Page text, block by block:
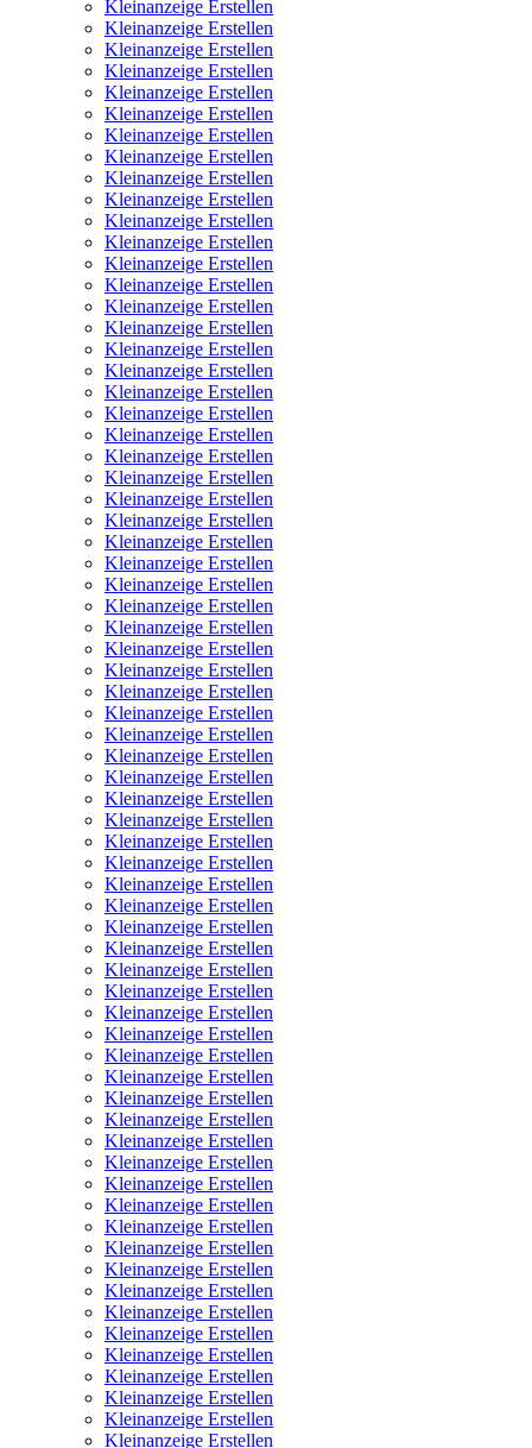
Kleinanzeige Erstellen
Kleinanzeige Erstellen
Kleinanzeige Erstellen
Kleinanzeige Erstellen
Kleinanzeige Erstellen
Kleinanzeige Erstellen
Kleinanzeige Erstellen
Kleinanzeige Erstellen
Kleinanzeige Erstellen
Kleinanzeige Erstellen
Kleinanzeige Erstellen
Kleinanzeige Erstellen
Kleinanzeige Erstellen
Kleinanzeige Erstellen
Kleinanzeige Erstellen
Kleinanzeige Erstellen
Kleinanzeige Erstellen
Kleinanzeige Erstellen
Kleinanzeige Erstellen
Kleinanzeige Erstellen
Kleinanzeige Erstellen
Kleinanzeige Erstellen
Kleinanzeige Erstellen
Kleinanzeige Erstellen
Kleinanzeige Erstellen
Kleinanzeige Erstellen
Kleinanzeige Erstellen
Kleinanzeige Erstellen
Kleinanzeige Erstellen
Kleinanzeige Erstellen
Kleinanzeige Erstellen
Kleinanzeige Erstellen
Kleinanzeige Erstellen
Kleinanzeige Erstellen
Kleinanzeige Erstellen
Kleinanzeige Erstellen
Kleinanzeige Erstellen
Kleinanzeige Erstellen
Kleinanzeige Erstellen
Kleinanzeige Erstellen
Kleinanzeige Erstellen
Kleinanzeige Erstellen
Kleinanzeige Erstellen
Kleinanzeige Erstellen
Kleinanzeige Erstellen
Kleinanzeige Erstellen
Kleinanzeige Erstellen
Kleinanzeige Erstellen
Kleinanzeige Erstellen
Kleinanzeige Erstellen
Kleinanzeige Erstellen
Kleinanzeige Erstellen
Kleinanzeige Erstellen
Kleinanzeige Erstellen
Kleinanzeige Erstellen
Kleinanzeige Erstellen
Kleinanzeige Erstellen
Kleinanzeige Erstellen
Kleinanzeige Erstellen
Kleinanzeige Erstellen
Kleinanzeige Erstellen
Kleinanzeige Erstellen
Kleinanzeige Erstellen
Kleinanzeige Erstellen
Kleinanzeige Erstellen
Kleinanzeige Erstellen
Kleinanzeige Erstellen
Kleinanzeige Erstellen